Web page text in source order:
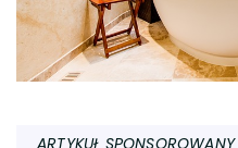
ARTYKUŁ SPONSOROWANY